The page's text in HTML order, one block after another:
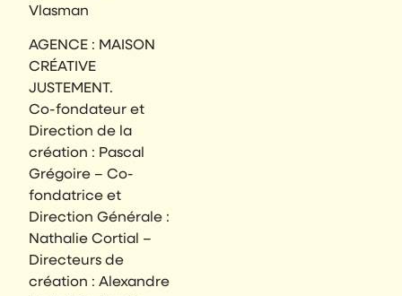
Vlasman
AGENCE : MAISON
CRÉATIVE
JUSTEMENT.
Co-fondateur et
Direction de la
création : Pascal
Grégoire – Co-
fondatrice et
Direction Générale :
Nathalie Cortial –
Directeurs de
création : Alexandre